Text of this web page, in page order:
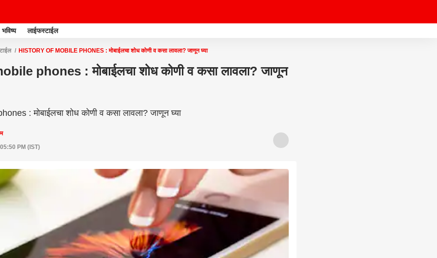
भविष्य लाईफस्टाईल
HISTORY OF MOBILE PHONES : मोबाईलचा शोध कोणी व कसा लावला? जाणून घ्या
phones : मोबाईलचा शोध कोणी व कसा लावला? जाणून
: मोबाईलचा शोध कोणी व कसा लावला? जाणून घ्या
PM (IST)